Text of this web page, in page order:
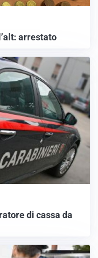
arrestato
di cassa da